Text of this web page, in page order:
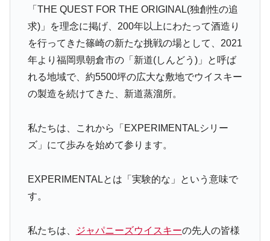
「THE QUEST FOR THE ORIGINAL(独創性の追
求)」を理念に掲げ、200年以上にわたって酒造り
を行ってきた篠崎の新たな挑戦の場として、2021
年より福岡県朝倉市の「新道(しんどう)」と呼ば
れる地域で、約5500坪の広大な敷地でウイスキー
の製造を続けてきた、新道蒸溜所。
私たちは、これから「EXPERIMENTALシリー
ズ」にて歩みを始めて参ります。
EXPERIMENTALとは「実験的な」という意味で
す。
私たちは、 ジャパニーズウイスキーの先人の皆様